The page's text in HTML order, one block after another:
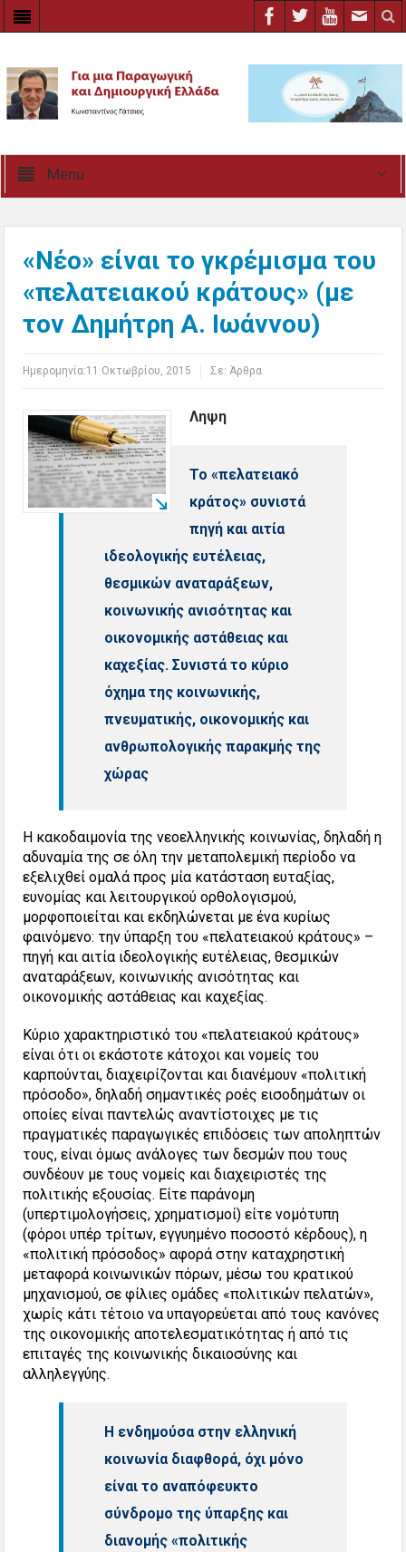
Menu
«Νέο» είναι το γκρέμισμα του
«πελατειακού κράτους» (με
τον Δημήτρη Α. Ιωάννου)
Ημερομηνία:11 Οκτωβρίου, 2015 Σε:Άρθρα
Ληψη
Το «πελατειακό
κράτος» συνιστά
πηγή και αιτία
ιδεολογικής ευτέλειας,
θεσμικών αναταράξεων,
κοινωνικής ανισότητας και
οικονομικής αστάθειας και
καχεξίας. Συνιστά το κύριο
όχημα της κοινωνικής,
πνευματικής, οικονομικής και
ανθρωπολογικής παρακμής της
χώρας
Η κακοδαιμονία της νεοελληνικής κοινωνίας, δηλαδή η
αδυναμία της σε όλη την μεταπολεμική περίοδο να
εξελιχθεί ομαλά προς μία κατάσταση ευταξίας,
ευνομίας και λειτουργικού ορθολογισμού,
μορφοποιείται και εκδηλώνεται με ένα κυρίως
φαινόμενο: την ύπαρξη του «πελατειακού κράτους» –
πηγή και αιτία ιδεολογικής ευτέλειας, θεσμικών
αναταράξεων, κοινωνικής ανισότητας και
οικονομικής αστάθειας και καχεξίας.
Κύριο χαρακτηριστικό του «πελατειακού κράτους»
είναι ότι οι εκάστοτε κάτοχοι και νομείς του
καρπούνται, διαχειρίζονται και διανέμουν «πολιτική
πρόσοδο», δηλαδή σημαντικές ροές εισοδημάτων οι
οποίες είναι παντελώς αναντίστοιχες με τις
πραγματικές παραγωγικές επιδόσεις των αποληπτών
τους, είναι όμως ανάλογες των δεσμών που τους
συνδέουν με τους νομείς και διαχειριστές της
πολιτικής εξουσίας. Είτε παράνομη
(υπερτιμολογήσεις, χρηματισμοί) είτε νομότυπη
(φόροι υπέρ τρίτων, εγγυημένο ποσοστό κέρδους), η
«πολιτική πρόσοδος» αφορά στην καταχρηστική
μεταφορά κοινωνικών πόρων, μέσω του κρατικού
μηχανισμού, σε φίλιες ομάδες «πολιτικών πελατών»,
χωρίς κάτι τέτοιο να υπαγορεύεται από τους κανόνες
της οικονομικής αποτελεσματικότητας ή από τις
επιταγές της κοινωνικής δικαιοσύνης και
αλληλεγγύης.
Η ενδημούσα στην ελληνική
κοινωνία διαφθορά, όχι μόνο
είναι το αναπόφευκτο
σύνδρομο της ύπαρξης και
διανομής «πολιτικής